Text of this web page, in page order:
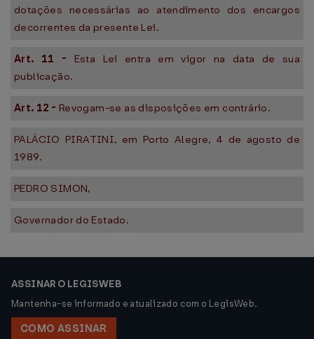
dotações necessárias ao atendimento dos encargos
decorrentes da presente Lei.
Art. 11 - Esta Lei entra em vigor na data de sua
publicação.
Art. 12 - Revogam-se as disposições em contrário.
PALÁCIO PIRATINI, em Porto Alegre, 4 de agosto de
1989.
PEDRO SIMON,
Governador do Estado.
ASSINAR O LEGISWEB
Mantenha-se informado e atualizado com o LegisWeb.
COMO ASSINAR